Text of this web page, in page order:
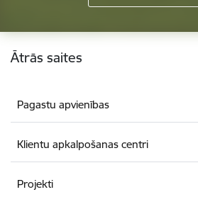
Kājene
Ātrās saites
Pagastu apvienības
Klientu apkalpošanas centri
Projekti